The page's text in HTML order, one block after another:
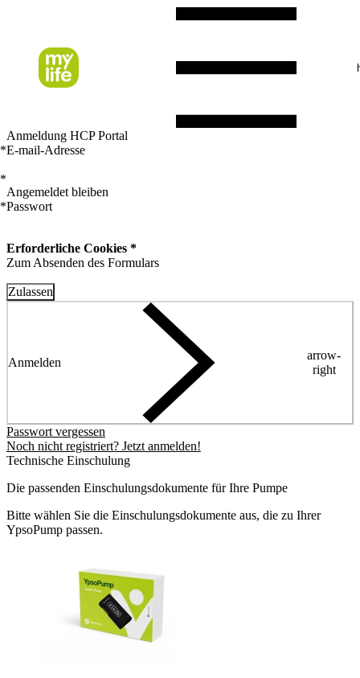
Anmeldung HCP Portal
*E-mail-Adresse
*
Angemeldet bleiben
*Passwort
Erforderliche Cookies *
Zum Absenden des Formulars
Zulassen
Anmelden
arrow-
right
Passwort vergessen
Noch nicht registriert? Jetzt anmelden!
Technische Einschulung
Die passenden Einschulungsdokumente für Ihre Pumpe
Bitte wählen Sie die Einschulungsdokumente aus, die zu Ihrer
YpsoPump passen.